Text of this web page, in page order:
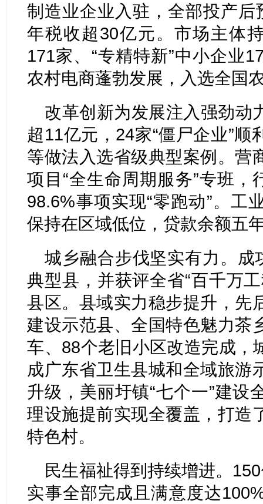
制造业企业入驻，全部投产
年税收超30亿元。市场主体
171家、“专精特新”中小企业
农村电商蓬勃发展，入选全国
改革创新为发展注入强劲动
超11亿元，24家“僵尸企业”
等做法入选省级典型案例。营
项目“全生命周期服务”专班
98.6%事项实现“零跑动”。工
保持在区域低位，贷款余额五
城乡融合步伐坚实有力。成
典型县，并获评全省“百千万
县区。县域实力稳步提升，先
建设示范县、全国特色魅力茶
车、88个老旧小区改造完成，
成广东省卫生县城和全域旅游
升级，美丽圩镇“七个一”建设
理设施提前实现全覆盖，打造
特色村。
民生福祉得到持续增进。
实事全部完成且满意度达